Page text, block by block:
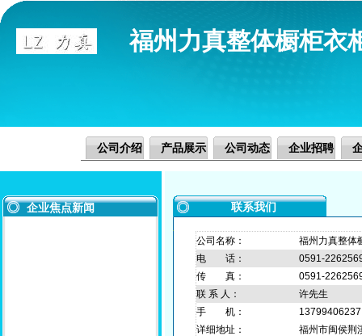
福州力真整体橱柜衣
公司介绍 产品展示 公司动态 企业招聘
企业焦点新闻 联系我们
公司名称：
福州力真整体
电 话：
0591-
传 真：
0591-
联 系 人：
许先生
手 机：
13799406237
详细地址：
福州市闽侯荆